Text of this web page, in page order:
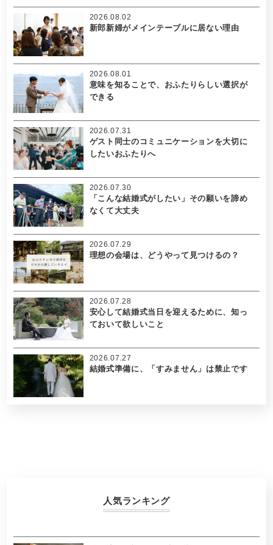
新郎新婦がメインテーブルに居ない理由
2026.08.02
意味を知ることで、おふたりらしい選択が
できる
2026.08.01
ゲスト同士のコミュニケーションを大切に
したいおふたりへ
2026.07.31
「こんな結婚式がしたい」その願いを諦め
なくて大丈夫
2026.07.30
理想の会場は、どうやって見つけるの？
2026.07.29
安心して結婚式当日を迎えるために、知っ
ておいて欲しいこと
2026.07.28
結婚式準備に、「すみません」は禁止です
2026.07.27
人気ランキング